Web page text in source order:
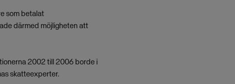
som betalat
därmed möjligheten att
2002 till 2006 borde i
skatteexperter.